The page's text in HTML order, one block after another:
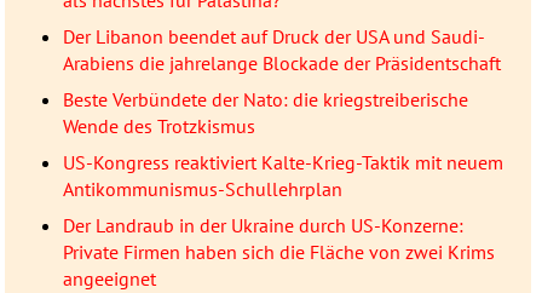
Der Libanon beendet auf Druck der USA und Saudi-
Arabiens die jahrelange Blockade der Präsidentschaft
Beste Verbündete der Nato: die kriegstreiberische
Wende des Trotzkismus
US-Kongress reaktiviert Kalte-Krieg-Taktik mit neuem
Antikommunismus-Schullehrplan
Der Landraub in der Ukraine durch US-Konzerne:
Private Firmen haben sich die Fläche von zwei Krims
angeeignet